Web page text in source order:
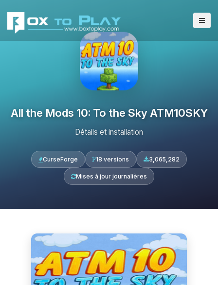
All the Mods 10: To the Sky ATM10SKY
Détails et installation
CurseForge 18 versions 3,065,282
Mises à jour journalières